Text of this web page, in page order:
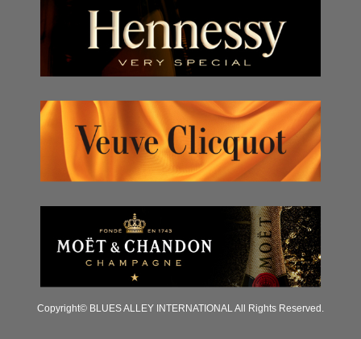
Copyright© BLUES ALLEY INTERNATIONAL All Rights Reserved.